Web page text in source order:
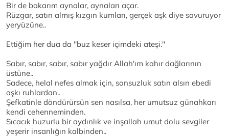
Bir de bakarım aynalar, aynaları açar.
Rüzgar, satın almış kızgın kumları, gerçek aşk diye savuruyor
yeryüzüne..
Ettiğim her dua da ''buz keser içimdeki ateşi.''
Sabır, sabır, sabır, sabır yağdır Allah'ım kahır dağlarının
üstüne..
Sadece, helal nefes almak için, sonsuzluk satın alsın ebedi
aşkı ruhlardan..
Şefkatinle döndürürsün sen nasılsa, her umutsuz günahkarı
kendi cehenneminden.
Sıcacık huzurlu bir aydınlık ve inşallah umut dolu sevgiler
yeşerir insanlığın kalbinden..